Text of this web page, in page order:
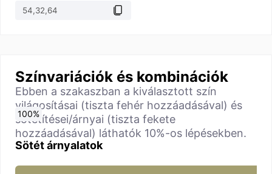
Színvariációk és kombinációk
Ebben a szakaszban a kiválasztott szín
világosításai (tiszta fehér hozzáadásával) és
sötétítései/árnyai (tiszta fekete
hozzáadásával) láthatók 10%-os lépésekben.
Sötét árnyalatok
0%
10%
20%
30%
40%
50%
60%
70%
80%
90%
100%